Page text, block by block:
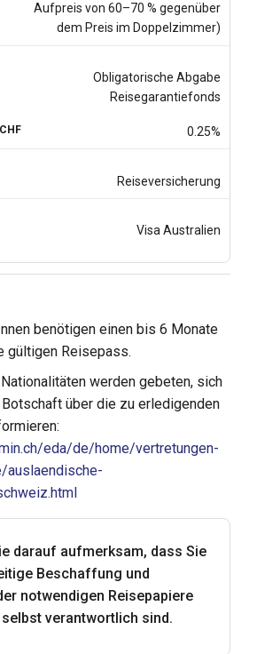
Aufpreis von 60–70 % gegenüber
dem Preis im Doppelzimmer)
Obligatorische Abgabe
Reisegarantiefonds
0.25%
Reiseversicherung
Visa Australien
benötigen einen bis 6 Monate
gültigen Reisepass.
werden gebeten, sich
über die zu erledigenden
eda/de/home/vertretungen-
auslaendische-
darauf aufmerksam, dass Sie
Beschaffung und
notwendigen Reisepapiere
verantwortlich sind.